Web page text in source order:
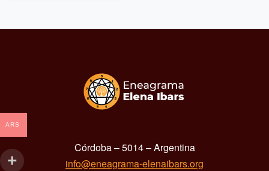
Córdoba – 5014 – Argentina
info@eneagrama-elenaibars.org
ARS